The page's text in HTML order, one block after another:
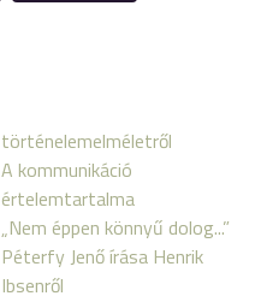
történelemelméletről
A kommunikáció
értelemtartalma
„Nem éppen könnyű dolog...”
Péterfy Jenő írása Henrik
Ibsenről